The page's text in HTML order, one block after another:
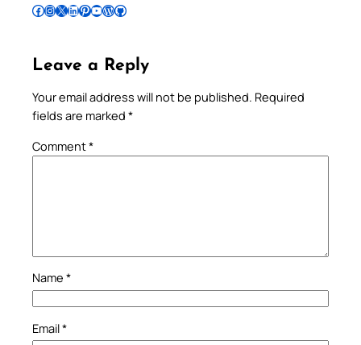
Follow Pradeep on Facebook Follow Pradeep on InstagramFollow Pradeep on X Follow Pradeep on LinkedIn Follow Pradeep on Pinterest Subscribe to Pradeep’s Youtube Channel Follow Pradeep on WordPress Follow Pradeep on GitHub
Leave a Reply
Your email address will not be published. Required
fields are marked *
Comment*
Name *
Email*